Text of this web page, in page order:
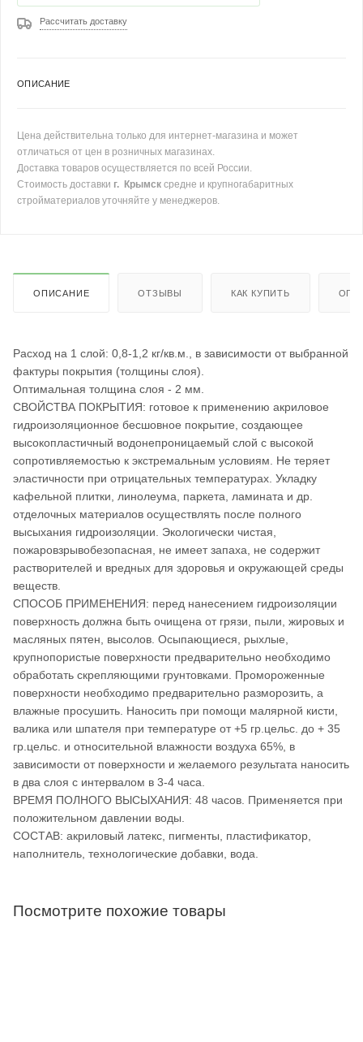
Рассчитать доставку
ОПИСАНИЕ
Цена действительна только для интернет-магазина и может
отличаться от цен в розничных магазинах.
Доставка товаров осуществляется по всей России.
Стоимость доставки г. Крымск средне и крупногабаритных
стройматериалов уточняйте у менеджеров.
ОПИСАНИЕ ОТЗЫВЫ КАК КУПИТЬ
Расход на 1 слой: 0,8-1,2 кг/кв.м., в зависимости от выбранной
фактуры покрытия (толщины слоя).
Оптимальная толщина слоя - 2 мм.
СВОЙСТВА ПОКРЫТИЯ: готовое к применению акриловое
гидроизоляционное бесшовное покрытие, создающее
высокопластичный водонепроницаемый слой с высокой
сопротивляемостью к экстремальным условиям. Не теряет
эластичности при отрицательных температурах. Укладку
кафельной плитки, линолеума, паркета, ламината и др.
отделочных материалов осуществлять после полного
высыхания гидроизоляции. Экологически чистая,
пожаровзрывобезопасная, не имеет запаха, не содержит
растворителей и вредных для здоровья и окружающей среды
веществ.
СПОСОБ ПРИМЕНЕНИЯ: перед нанесением гидроизоляции
поверхность должна быть очищена от грязи, пыли, жировых и
масляных пятен, высолов. Осыпающиеся, рыхлые,
крупнопористые поверхности предварительно необходимо
обработать скрепляющими грунтовками. Промороженные
поверхности необходимо предварительно разморозить, а
влажные просушить. Наносить при помощи малярной кисти,
валика или шпателя при температуре от +5 гр.цельс. до + 35
гр.цельс. и относительной влажности воздуха 65%, в
зависимости от поверхности и желаемого результата наносить
в два слоя с интервалом в 3-4 часа.
ВРЕМЯ ПОЛНОГО ВЫСЫХАНИЯ: 48 часов. Применяется при
положительном давлении воды.
СОСТАВ: акриловый латекс, пигменты, пластификатор,
наполнитель, технологические добавки, вода.
Посмотрите похожие товары